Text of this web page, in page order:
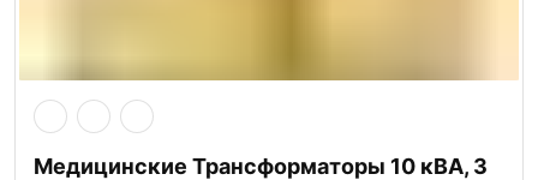
Медицинские Трансформаторы 10 кВА, 3